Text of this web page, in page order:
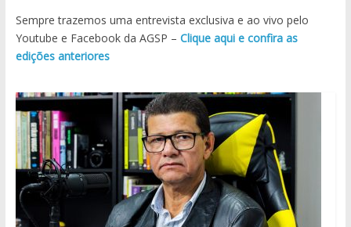
Sempre trazemos uma entrevista exclusiva e ao vivo pelo
Youtube e Facebook da AGSP – Clique aqui e confira as
edições anteriores